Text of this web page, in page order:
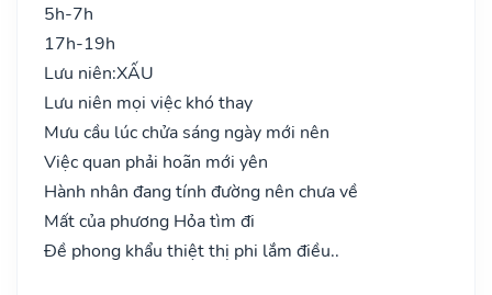
5h-7h
17h-19h
Lưu niên:XẤU
Lưu niên mọi việc khó thay
Mưu cầu lúc chửa sáng ngày mới nên
Việc quan phải hoãn mới yên
Hành nhân đang tính đường nên chưa về
Mất của phương Hỏa tìm đi
Đề phong khẩu thiệt thị phi lắm điều..